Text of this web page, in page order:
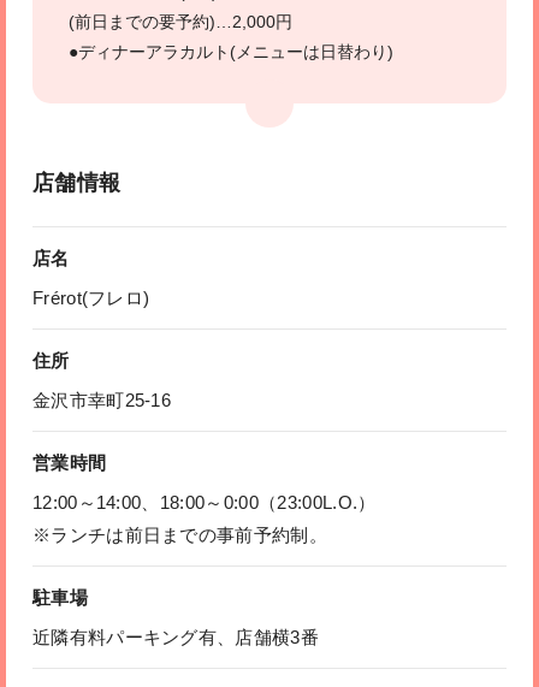
(前日までの要予約)…2,000円
●ディナーアラカルト(メニューは日替わり)
店舗情報
店名
Frérot(フレロ)
住所
金沢市幸町25-16
営業時間
12:00～14:00、18:00～0:00（23:00L.O.）
※ランチは前日までの事前予約制。
駐車場
近隣有料パーキング有、店舗横3番